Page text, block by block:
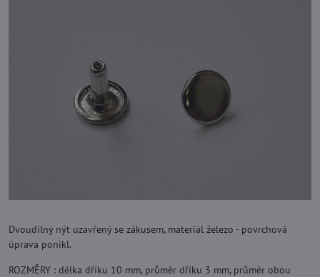
Dvoudílný nýt uzavřený se zákusem, materiál železo - povrchová
úprava ponikl.
ROZMĚRY : délka dříku 10 mm, průměr dříku 3 mm, průměr obou